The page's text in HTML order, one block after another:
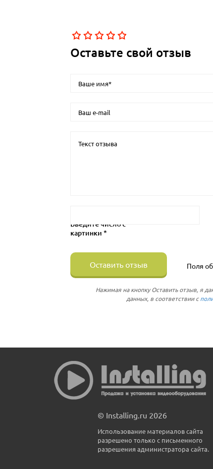
Оставьте свой отзыв
Введите число с
картинки *
Оставить отзыв Поля
Нажимая на кнопку Оставить отзыв, я
данных, в соответствии с
© Installing.ru 2026
Использование материалов сайта
разрешено только с письменного
разрешения администратора сайта.